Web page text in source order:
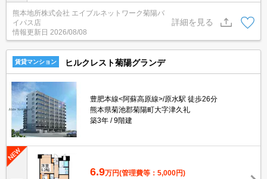
フォン☆ 洗面脱衣所あります☆ 浴室乾燥機付き☆ 居室内照明
あります☆
熊本地所株式会社 エイブルネットワーク菊陽バ
イパス店
情報更新日 2026/08/08
詳細を見る
賃貸マンション ヒルクレスト菊陽グランデ
豊肥本線<阿蘇高原線>/原水駅 徒歩26分
熊本県菊池郡菊陽町大字津久礼
築3年
9階建
6.9万円(管理費等：5,000円)